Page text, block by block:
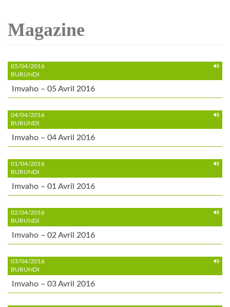
Magazine
05/04/2016
BURUNDI
Imvaho – 05 Avril 2016
04/04/2016
BURUNDI
Imvaho – 04 Avril 2016
01/04/2016
BURUNDI
Imvaho – 01 Avril 2016
02/04/2016
BURUNDI
Imvaho – 02 Avril 2016
03/04/2016
BURUNDI
Imvaho – 03 Avril 2016